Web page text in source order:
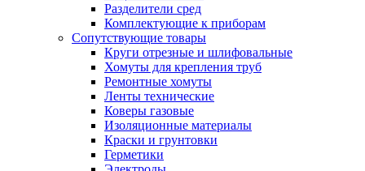
Разделители сред
Комплектующие к приборам
Сопутствующие товары
Круги отрезные и шлифовальные
Хомуты для крепления труб
Ремонтные хомуты
Ленты технические
Коверы газовые
Изоляционные материалы
Краски и грунтовки
Герметики